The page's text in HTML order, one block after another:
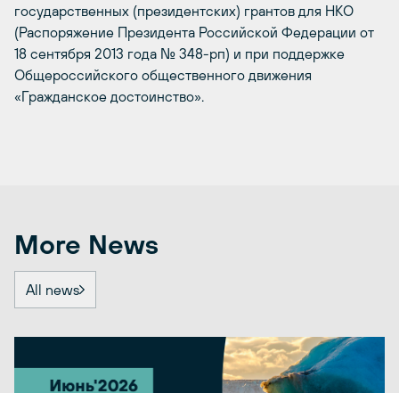
государственных (президентских) грантов для НКО
(Распоряжение Президента Российской Федерации от
18 сентября 2013 года № 348-рп) и при поддержке
Общероссийского общественного движения
«Гражданское достоинство».
More News
All news